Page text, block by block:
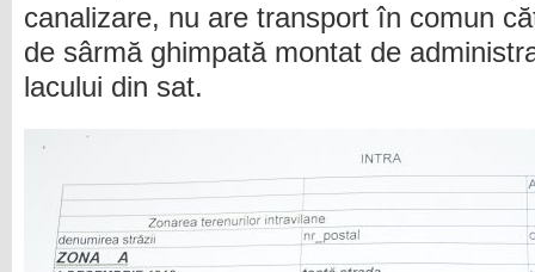
canalizare, nu are transport în comun
de sârmă ghimpată montat de
lacului din sat.